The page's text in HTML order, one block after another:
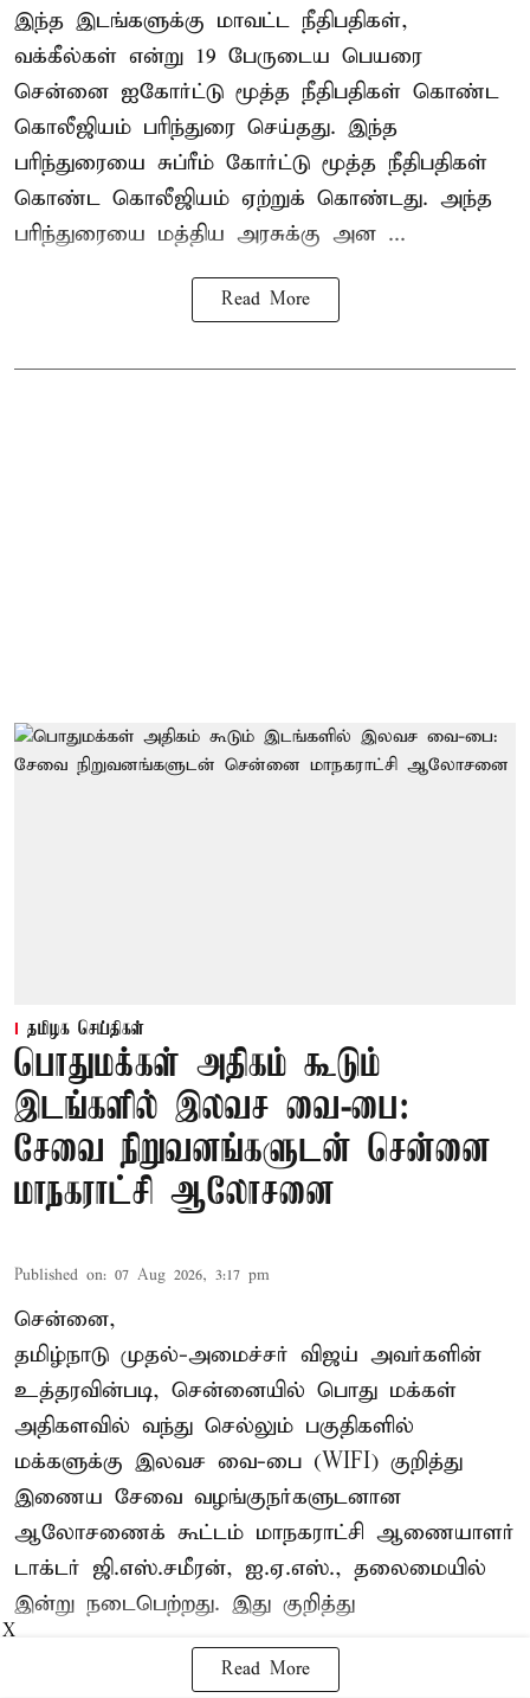
இந்த இடங்களுக்கு மாவட்ட நீதிபதிகள்,
வக்கீல்கள் என்று 19 பேருடைய பெயரை
சென்னை ஐகோர்ட்டு மூத்த நீதிபதிகள் கொண்ட
கொலீஜியம் பரிந்துரை செய்தது. இந்த
பரிந்துரையை சுப்ரீம் கோர்ட்டு மூத்த நீதிபதிகள்
கொண்ட கொலீஜியம் ஏற்றுக் கொண்டது. அந்த
பரிந்துரையை மத்திய அரசுக்கு அன ...
Read More
தமிழக செய்திகள்
பொதுமக்கள் அதிகம் கூடும்
இடங்களில் இலவச வை-பை:
சேவை நிறுவனங்களுடன் சென்னை
மாநகராட்சி ஆலோசனை
Published on: 07 Aug 2026, 3:17 pm
சென்னை,
தமிழ்நாடு முதல்-அமைச்சர் விஜய் அவர்களின்
உத்தரவின்படி, சென்னையில் பொது மக்கள்
அதிகளவில் வந்து செல்லும் பகுதிகளில்
மக்களுக்கு இலவச வை-பை (WIFI) குறித்து
இணைய சேவை வழங்குநர்களுடனான
ஆலோசணைக் கூட்டம் மாநகராட்சி ஆணையாளர்
டாக்டர் ஜி.எஸ்.சமீரன், ஐ.ஏ.எஸ்., தலைமையில்
இன்று நடைபெற்றது. இது குறித்து
Read More
X